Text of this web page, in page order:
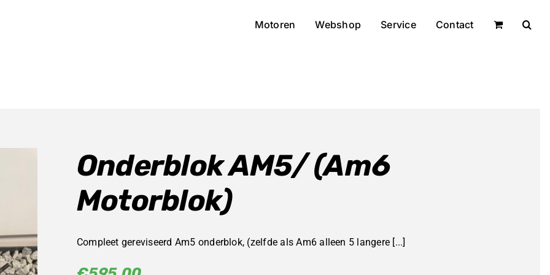
Motoren Webshop Service Contact
Onderblok AM5/ (Am6
Motorblok)
Compleet gereviseerd Am5 onderblok, (zelfde als Am6 alleen 5 langere [...]